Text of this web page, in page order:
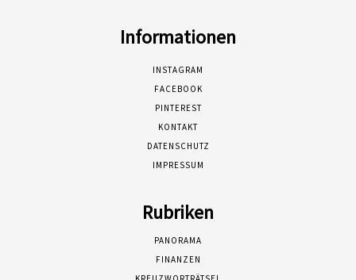
Informationen
INSTAGRAM
FACEBOOK
PINTEREST
KONTAKT
DATENSCHUTZ
IMPRESSUM
Rubriken
PANORAMA
FINANZEN